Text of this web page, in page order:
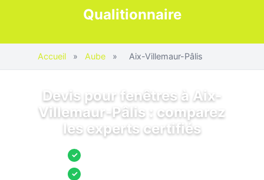
Qualitionnaire
Accueil » Aube » Aix-Villemaur-Pâlis
Devis pour fenêtres à Aix-
Villemaur-Pâlis : comparez
les experts certifiés
✓
✓